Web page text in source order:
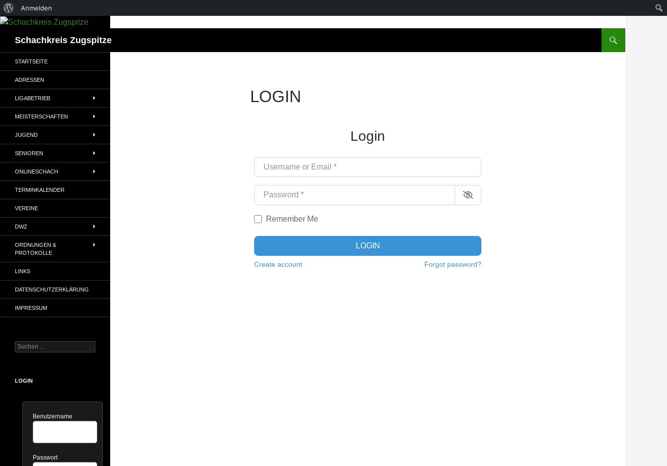
Über
WordPress
Anmelden
Zum
springenSchachkreis Zugspitze
LOGIN
Login
Username or Email
Password
Remember Me
LOGIN
Create account Forgot password?
STARTSEITE
ADRESSEN
LIGABETRIEB
MEISTERSCHAFTEN
JUGEND
SENIOREN
ONLINESCHACH
TERMINKALENDER
VEREINE
DWZ
ORDNUNGEN &
PROTOKOLLE
LINKS
DATENSCHUTZERKLÄRUNG
IMPRESSUM
Suchen
nach:
LOGIN
Benutzername
Passwort